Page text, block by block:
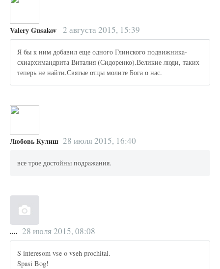
Valery Gusakov 2 августа 2015, 15:39
Я бы к ним добавил еще одного Глинского подвижника-
схиархимандрита Виталия (Сидоренко).Великие люди, таких
теперь не найти.Святые отцы молите Бога о нас.
Любовь Кулиш 28 июля 2015, 16:40
все трое достойны подражания.
.... 28 июля 2015, 08:08
S interesom vse o vseh prochital.
Spasi Bog!